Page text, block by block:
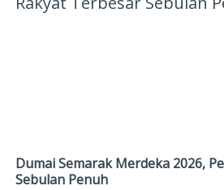
Dumai Semarak Merdeka 2026,
Sebulan Penuh